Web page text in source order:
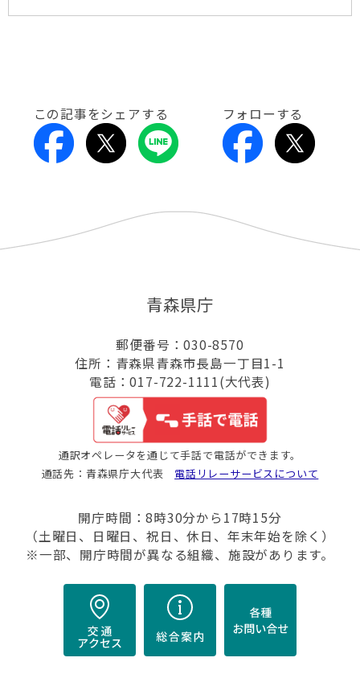
この記事をシェアする フォローする
青森県庁
郵便番号：030-8570
住所：青森県青森市長島一丁目1-1
電話：017-722-1111(大代表)
通訳オペレータを通じて手話で電話ができます。
通話先：青森県庁大代表 電話リレーサービスについて
開庁時間：8時30分から17時15分
（土曜日、日曜日、祝日、休日、年末年始を除く）
※一部、開庁時間が異なる組織、施設があります。